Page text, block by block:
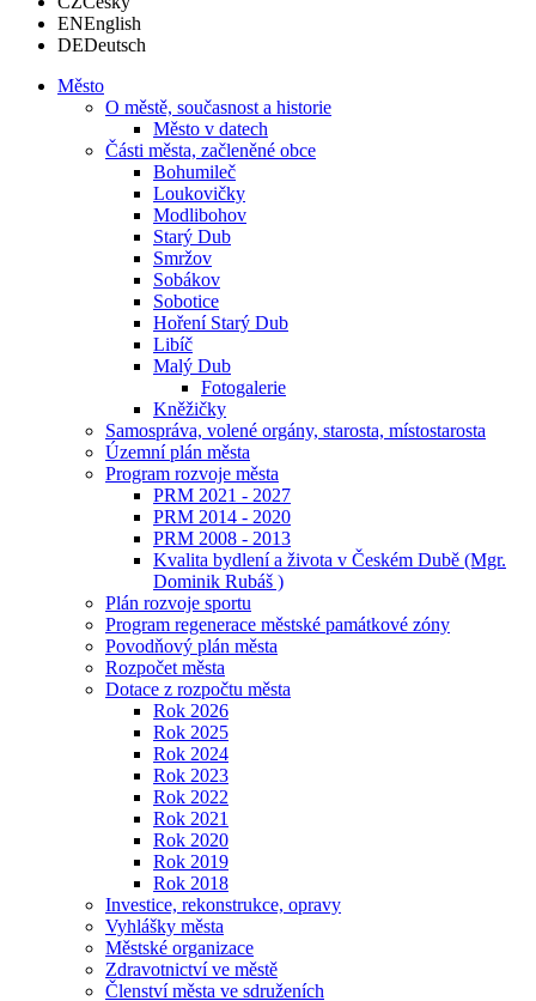
ENEnglish
DEDeutsch
Město
O městě, současnost a historie
Město v datech
Části města, začleněné obce
Bohumileč
Loukovičky
Modlibohov
Starý Dub
Smržov
Sobákov
Sobotice
Hoření Starý Dub
Libíč
Malý Dub
Fotogalerie
Kněžičky
Samospráva, volené orgány, starosta, místostarosta
Územní plán města
Program rozvoje města
PRM 2021 - 2027
PRM 2014 - 2020
PRM 2008 - 2013
Kvalita bydlení a života v Českém Dubě (Mgr.
Dominik Rubáš )
Plán rozvoje sportu
Program regenerace městské památkové zóny
Povodňový plán města
Rozpočet města
Dotace z rozpočtu města
Rok 2026
Rok 2025
Rok 2024
Rok 2023
Rok 2022
Rok 2021
Rok 2020
Rok 2019
Rok 2018
Investice, rekonstrukce, opravy
Vyhlášky města
Městské organizace
Zdravotnictví ve městě
Členství města ve sdruženích